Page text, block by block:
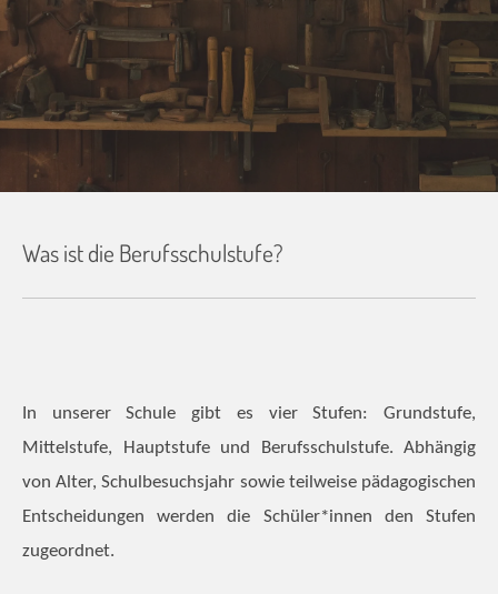
Was ist die Berufsschulstufe?
In unserer Schule gibt es vier Stufen: Grundstufe,
Mittelstufe, Hauptstufe und Berufsschulstufe. Abhängig
von Alter, Schulbesuchsjahr sowie teilweise pädagogischen
Entscheidungen werden die Schüler*innen den Stufen
zugeordnet.